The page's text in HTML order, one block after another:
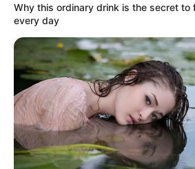
EMERGENCIAS POR LLUVIAS
FUERTES LLUVIAS
VIA AL
LIGA BETPLAY
METRO DE
CORTES DE LUZ
CORTES DE
FENÓMENO DEL NIÑO
Why this ordinary drink is the secret to
every day